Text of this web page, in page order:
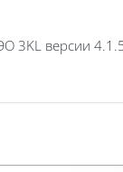
3KL версии